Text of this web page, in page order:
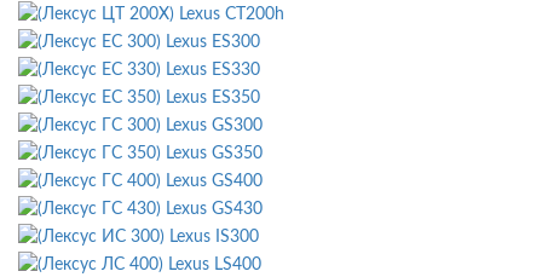
Lexus CT200h
Lexus ES300
Lexus ES330
Lexus ES350
Lexus GS300
Lexus GS350
Lexus GS400
Lexus GS430
Lexus IS300
Lexus LS400